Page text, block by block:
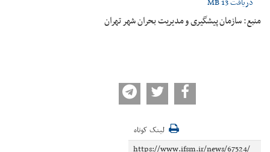
دریافت13 MB
منبع: سازمان پیشگیری و مدیریت بحران شهر تهران
لینک کوتاه